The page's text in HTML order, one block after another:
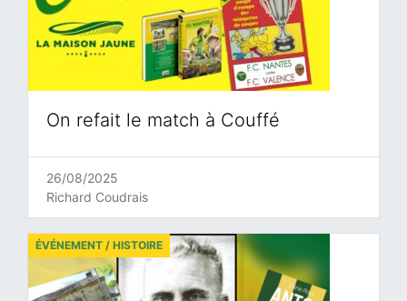
On refait le match à Couffé
26/08/2025
Richard Coudrais
ÉVÉNEMENT / HISTOIRE